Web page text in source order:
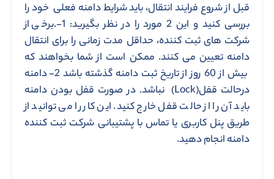
قبل از شروع فرایند انتقال، باید شرایط دامنه فعلی خود را
بررسی کنید و این 2 مورد را در نظر بگیرید: 1-.برخی از
شرکت های ثبت کننده، حداقل مدت زمانی را برای انتقال
دامنه تعیین می کنند. ممکن است از شما بخواهند که
بیش از 60 روز از تاریخ ثبت دامنه گذشته باشد 2- دامنه
درحالت قفل(Lock) نباشد. در صورت قفل بودن دامنه
باید آن را از حالت قفل خارج کنید. این کار را می توانید از
طریق پنل کاربری یا تماس با پشتیبانی شرکت ثبت کننده
دامنه انجام دهید.